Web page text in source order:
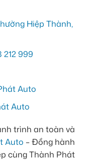
Hiệp Thành,
212 999
Auto
Auto
trình an toàn và
Auto – Đồng hành
cùng Thành Phát